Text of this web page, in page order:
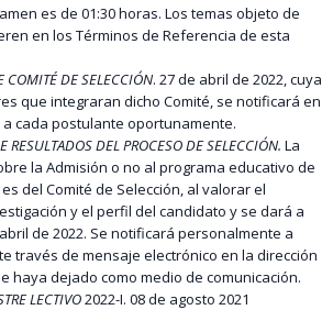
es de 01:30 horas. Los temas objeto de
en los Términos de Referencia de esta
COMITÉ DE SELECCIÓN. 27 de abril de 2022, cuya
que integraran dicho Comité, se notificará en
cada postulante oportunamente.
RESULTADOS DEL PROCESO DE SELECCIÓN. La
la Admisión o no al programa educativo de
del Comité de Selección, al valorar el
y el perfil del candidato y se dará a
de 2022. Se notificará personalmente a
través de mensaje electrónico en la dirección
haya dejado como medio de comunicación.
LECTIVO2022-I. 08 de agosto 2021